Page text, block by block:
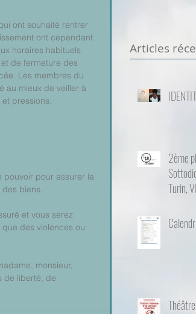
ont souhaité rentrer
ont cependant
horaires habituels
et de fermeture des
Les membres du
au mieux de veiller à
pressions.
pouvoir pour assurer la
des biens.
et vous serez
des violences ou
monsieur,
de liberté, de
Articles
2ème
Turin,